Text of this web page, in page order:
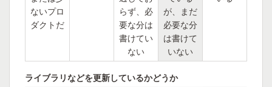
ないプロ
ダクトだ
らず、必
要な分は
書けてい
ない
が、まだ
必要な分
は書けて
いない
ライブラリなどを更新しているかどうか